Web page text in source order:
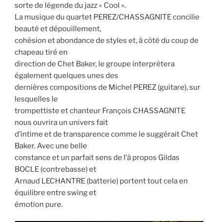
sorte de légende du jazz « Cool ».
La musique du quartet PEREZ/CHASSAGNITE concilie
beauté et dépouillement,
cohésion et abondance de styles et, à côté du coup de
chapeau tiré en
direction de Chet Baker, le groupe interprétera
également quelques unes des
dernières compositions de Michel PEREZ (guitare), sur
lesquelles le
trompettiste et chanteur François CHASSAGNITE
nous ouvrira un univers fait
d’intime et de transparence comme le suggérait Chet
Baker. Avec une belle
constance et un parfait sens de l’à propos Gildas
BOCLE (contrebasse) et
Arnaud LECHANTRE (batterie) portent tout cela en
équilibre entre swing et
émotion pure.